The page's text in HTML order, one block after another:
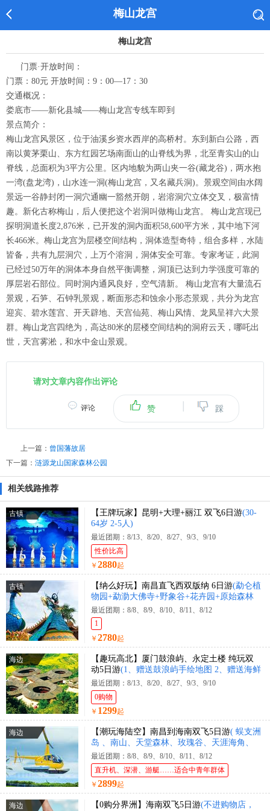
梅山龙宫
梅山龙宫
门票·开放时间：
门票：80元 开放时间：9：00—17：30
交通概况：
娄底市——新化县城——梅山龙宫专线车即到
景点简介：
梅山龙宫风景区，位于油溪乡资水西岸的高桥村。东到新白公路，西
南以黄茅栗山、东方红园艺场南面山的山脊线为界，北至青实山的山
脊线，总面积为3平方公里。区内地貌为两山夹一谷(藏龙谷)，两水抱
一湾(盘龙湾)，山水连一洞(梅山龙宫，又名藏兵洞)。景观空间由水阔
景远一谷静封闭一洞穴通幽一豁然开朗，岩溶洞穴立体交叉，极富情
趣。新化古称梅山，后人便把这个岩洞叫做梅山龙宫。 梅山龙宫现已
探明洞道长度2,876米，已开发的洞内面积58,600平方米，其中地下河
长466米。梅山龙宫为层楼空间结构，洞体造型奇特，组合多样，水陆
皆备，共有九层洞穴，上万个溶洞，洞体安全可靠。专家考证，此洞
已经过50万年的洞体本身自然平衡调整，洞顶已达到力学强度可靠的
厚层岩石部位。同时洞内通风良好，空气清新。 梅山龙宫有大量流石
景观，石笋、石钟乳景观，断面形态和蚀余小形态景观，共分为龙宫
迎宾、碧水莲宫、开天辟地、天宫仙苑、梅山风情、龙凤呈祥六大景
群。梅山龙宫四绝为，高达80米的层楼空间结构的洞府云天，哪吒出
世，天宫雾淞，和水中金山景观。
请对文章内容作出评论
赞 踩
评论
上一篇： 曾国藩故居
下一篇： 涟源龙山国家森林公园
相关线路推荐
古镇 【王牌玩家】昆明+大理+丽江 双飞6日游(30-
64岁 2-5人)
最近团期：8/13、8/20、8/27、9/3、9/10
性价比高
￥ 2880起
古镇 【纳么好玩】南昌直飞西双版纳 6日游(勐仑植
物园+勐泐大佛寺+野象谷+花卉园+原始森林
公园+花卉园+曼迈集市+星光夜市)
最近团期：8/8、8/9、8/10、8/11、8/12
1
￥ 2780起
海边
【趣玩高北】厦门鼓浪屿、永定土楼 纯玩双
动5日游(1、赠送鼓浪屿手绘地图 2、赠送海鲜
大咖锅)
最近团期：8/13、8/20、8/27、9/3、9/10
0购物
￥ 1299起
海边 【潮玩海陆空】南昌到海南双飞5日游( 蜈支洲
岛 、南山、天堂森林、玫瑰谷、天涯海角、
直升机体验、豪华游艇出海 )
最近团期：8/8、8/9、8/10、8/11、8/12
直升机、深潜、游艇……适合中青年群体
￥ 2899起
海边 【0购分界洲】海南双飞5日游(不进购物店，